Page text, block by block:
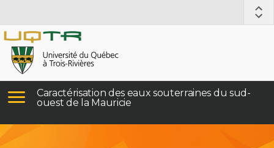
Caractérisation des eaux souterraines du sud-
ouest de la Mauricie